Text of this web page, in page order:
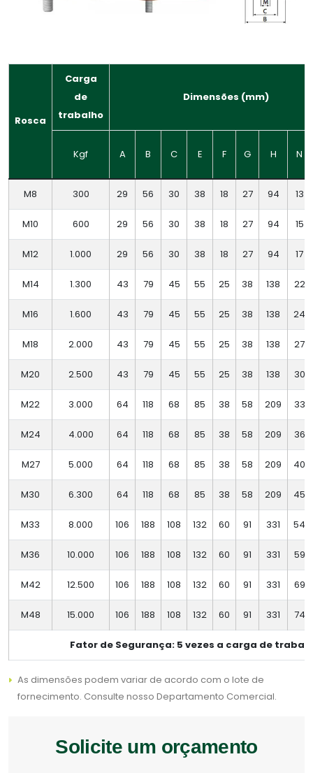
Rosca
Carga
de
trabalho
Dimensões (mm)
Kgf A B C E F G H N
M8 300 29 56 30 38 18 27 94 13
M10 600 29 56 30 38 18 27 94 15
M12 1.000 29 56 30 38 18 27 94 17
M14 1.300 43 79 45 55 25 38 138 22
M16 1.600 43 79 45 55 25 38 138 24
M18 2.000 43 79 45 55 25 38 138 27
M20 2.500 43 79 45 55 25 38 138 30
M22 3.000 64 118 68 85 38 58 209 33
M24 4.000 64 118 68 85 38 58 209 36
M27 5.000 64 118 68 85 38 58 209 40
M30 6.300 64 118 68 85 38 58 209 45
M33 8.000 106 188 108 132 60 91 331 54
M36 10.000 106 188 108 132 60 91 331 59
M42 12.500 106 188 108 132 60 91 331 69
M48 15.000 106 188 108 132 60 91 331 74
Fator de Segurança: 5 vezes a carga de
As dimensões podem variar de acordo com o lote de
fornecimento. Consulte nosso Departamento Comercial.
Solicite um orçamento